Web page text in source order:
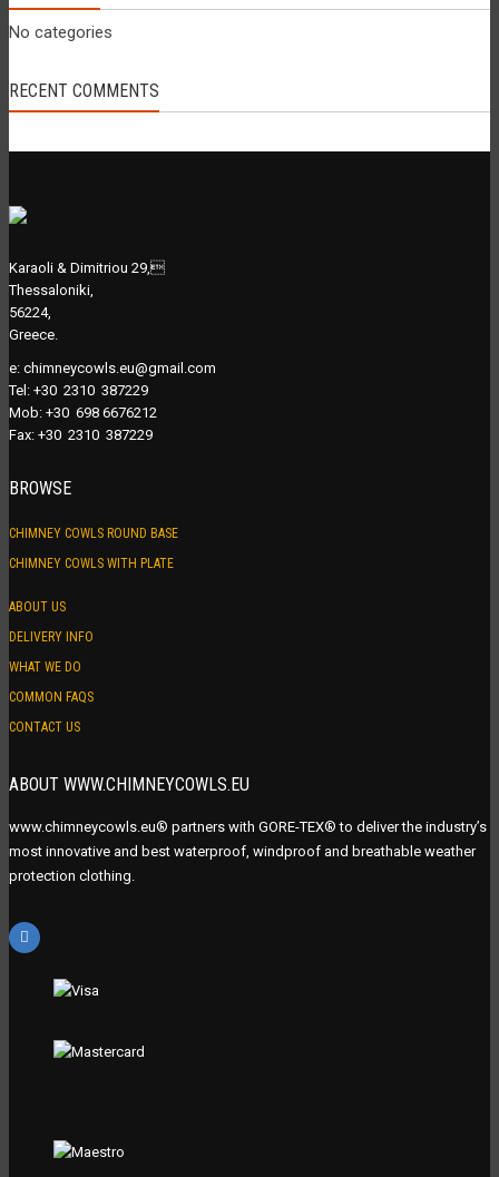
No categories
RECENT COMMENTS
Karaoli & Dimitriou 29,
Thessaloniki,
56224,
Greece.
e: chimneycowls.eu@gmail.com
Tel: +30 2310 387229
Mob: +30 698 6676212
Fax: +30 2310 387229
BROWSE
CHIMNEY COWLS ROUND BASE
CHIMNEY COWLS WITH PLATE
ABOUT US
DELIVERY INFO
WHAT WE DO
COMMON FAQS
CONTACT US
ABOUT WWW.CHIMNEYCOWLS.EU
www.chimneycowls.eu® partners with GORE-TEX® to deliver the industry’s
most innovative and best waterproof, windproof and breathable weather
protection clothing.